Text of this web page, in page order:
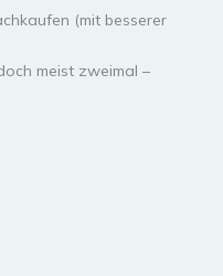
(mit besserer
meist zweimal –